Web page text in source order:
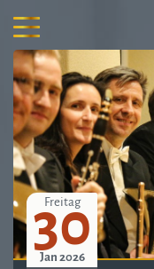
Freitag
30
Jan 2026